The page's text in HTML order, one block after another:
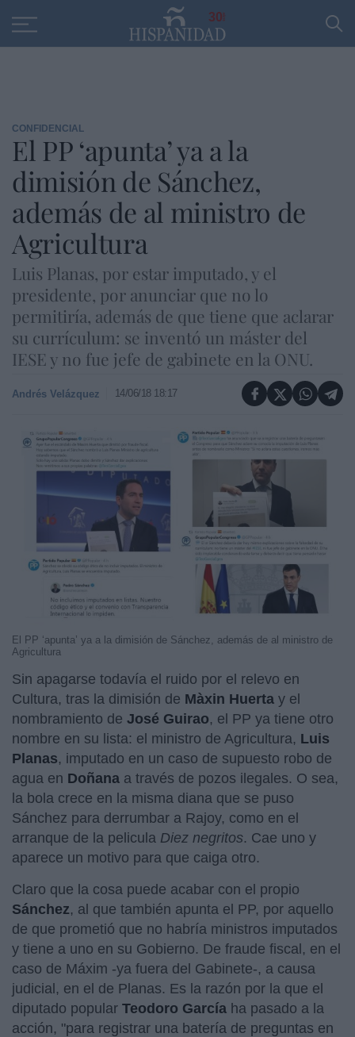
30
CONFIDENCIAL
El PP ‘apunta’ ya a la
dimisión de Sánchez,
además de al ministro de
Agricultura
Luis Planas, por estar imputado, y el
presidente, por anunciar que no lo
permitiría, además de que tiene que aclarar
su currículum: se inventó un máster del
IESE y no fue jefe de gabinete en la ONU.
Andrés Velázquez 14/06/18 18:17
El PP ‘apunta’ ya a la dimisión de Sánchez, además de al ministro de
Agricultura
Sin apagarse todavía el ruido por el relevo en
Cultura, tras la dimisión de Màxin Huerta y el
nombramiento de José Guirao, el PP ya tiene otro
nombre en su lista: el ministro de Agricultura, Luis
Planas, imputado en un caso de supuesto robo de
agua en Doñana a través de pozos ilegales. O sea,
la bola crece en la misma diana que se puso
Sánchez para derrumbar a Rajoy, como en el
arranque de la pelicula Diez negritos. Cae uno y
aparece un motivo para que caiga otro.
Claro que la cosa puede acabar con el propio
Sánchez, al que también apunta el PP, por aquello
de que prometió que no habría ministros imputados
y tiene a uno en su Gobierno. De fraude fiscal, en el
caso de Máxim -ya fuera del Gabinete-, a causa
judicial, en el de Planas. Es la razón por la que el
diputado popular Teodoro García ha pasado a la
acción, "para registrar una batería de preguntas en